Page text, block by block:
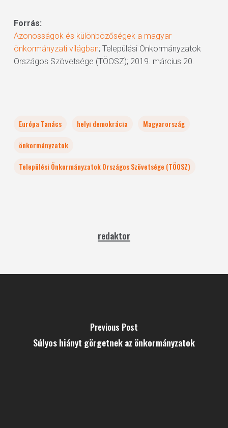
Forrás:
Azonosságok és különbözőségek a magyar
önkormányzati világban; Települési Önkormányzatok
Országos Szövetsége (TÖOSZ); 2019. március 20.
Európa Tanács helyi demokrácia
Magyarország
önkormányzatok
Települési Önkormányzatok Országos Szövetsége (TÖOSZ)
redaktor
Previous Post
Súlyos hiányt görgetnek az önkormányzatok